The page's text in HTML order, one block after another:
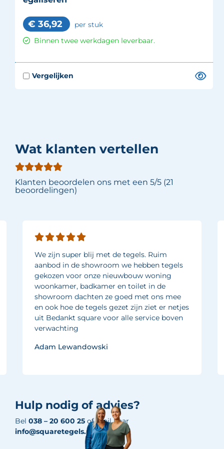
€ 36,92 per stuk
Binnen twee werkdagen leverbaar.
Wat klanten vertellen
Klanten beoordelen ons met een 5/5 (21
beoordelingen)
We zijn super blij met de tegels. Ruim
aanbod in de showroom we hebben tegels
gekozen voor onze nieuwbouw woning
woonkamer, badkamer en toilet in de
showroom dachten ze goed met ons mee
en ook hoe de tegels gezet zijn ziet er netjes
uit Bedankt square voor alle service boven
verwachting
Adam Lewandowski
Hulp nodig of advies?
Bel 038 – 20 600 25 of mail naar
info@squaretegels.nl